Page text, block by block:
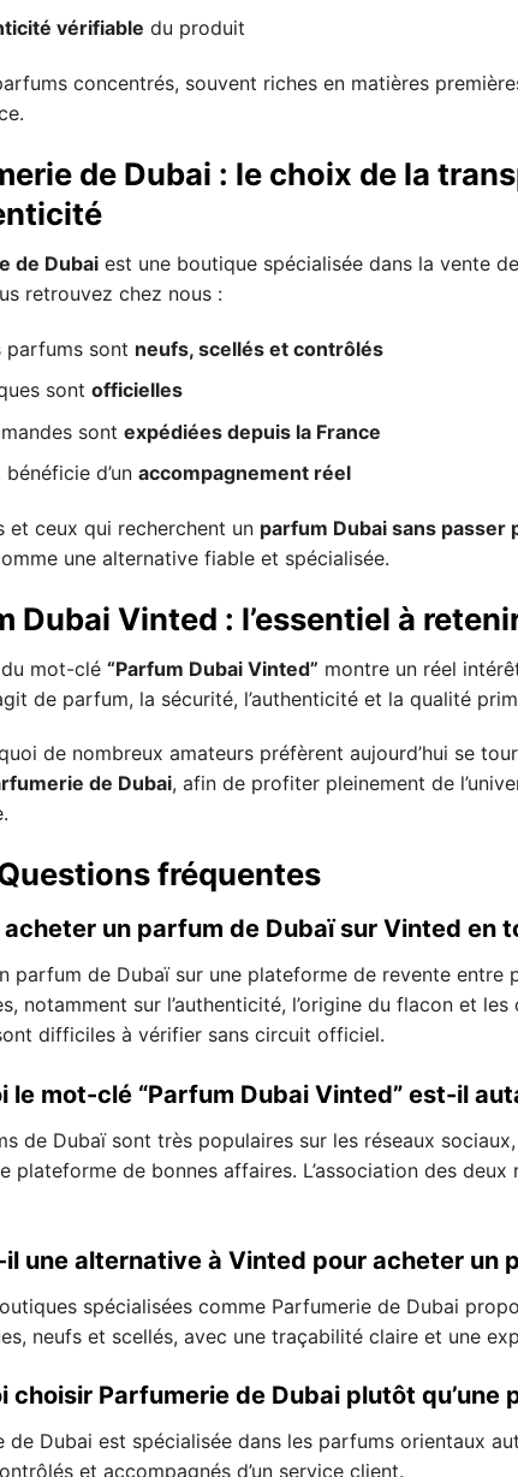
vérifiable du produit
concentrés, souvent riches en matières
de Dubai : le choix de la
de Dubai est une boutique spécialisée dans la vente de
retrouvez chez nous :
parfums sont neufs, scellés et contrôlés
sont officielles
sont expédiées depuis la France
d’un accompagnement réel
et ceux qui recherchent un parfum Dubai sans passer
une alternative fiable et spécialisée.
Dubai Vinted : l’essentiel à
mot-clé “Parfum Dubai Vinted” montre un réel
de parfum, la sécurité, l’authenticité et la qualité
de nombreux amateurs préfèrent aujourd’hui se
de Dubai, afin de profiter pleinement de
Questions fréquentes
un parfum de Dubaï sur Vinted en
parfum de Dubaï sur une plateforme de revente
notamment sur l’authenticité, l’origine du flacon et
difficiles à vérifier sans circuit officiel.
le mot-clé “Parfum Dubai Vinted” est-il
de Dubaï sont très populaires sur les réseaux
plateforme de bonnes affaires. L’association des
une alternative à Vinted pour acheter un
spécialisées comme Parfumerie de Dubai
neufs et scellés, avec une traçabilité claire et une
choisir Parfumerie de Dubai plutôt qu’une
de Dubai est spécialisée dans les parfums orientaux
et accompagnés d’un service client.